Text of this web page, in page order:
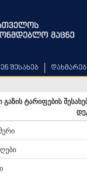
შესახებ
გაზის ტარიფების